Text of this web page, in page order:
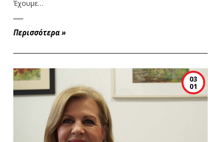
Έχουμε…
Περισσότερα »
03
01